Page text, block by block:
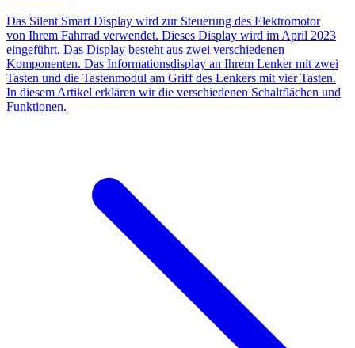
Das Silent Smart Display wird zur Steuerung des Elektromotor
von Ihrem Fahrrad verwendet. Dieses Display wird im April 2023
eingeführt. Das Display besteht aus zwei verschiedenen
Komponenten. Das Informationsdisplay an Ihrem Lenker mit zwei
Tasten und die Tastenmodul am Griff des Lenkers mit vier Tasten.
In diesem Artikel erklären wir die verschiedenen Schaltflächen und
Funktionen.